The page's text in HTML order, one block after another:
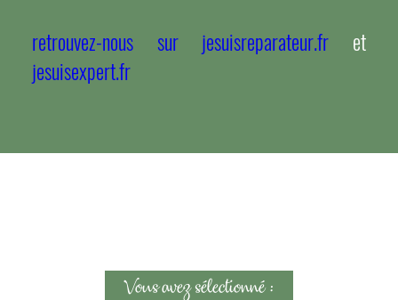
retrouvez-nous sur jesuisreparateur.fr et
jesuisexpert.fr
Vous avez sélectionné :